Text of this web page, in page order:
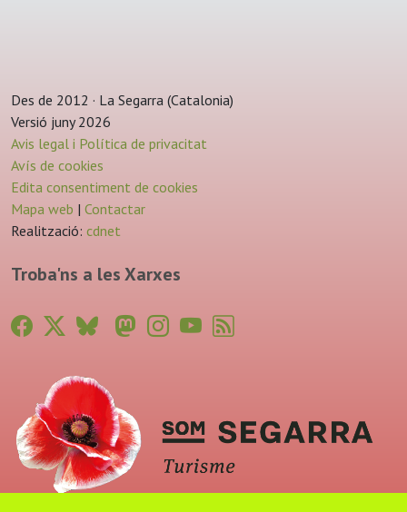
Des de 2012 · La Segarra (Catalonia)
Versió juny 2026
Avis legal i Política de privacitat
Avís de cookies
Edita consentiment de cookies
Mapa web | Contactar
Realització: cdnet
Troba'ns a les Xarxes